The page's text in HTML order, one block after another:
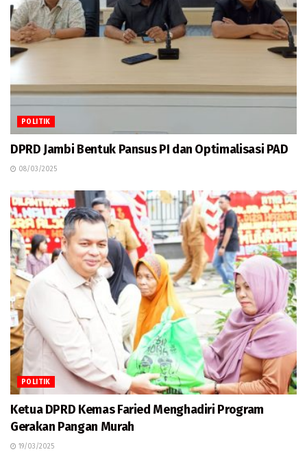
POLITIK
DPRD Jambi Bentuk Pansus PI dan Optimalisasi PAD
08/03/2025
POLITIK
Ketua DPRD Kemas Faried Menghadiri Program
Gerakan Pangan Murah
19/03/2025